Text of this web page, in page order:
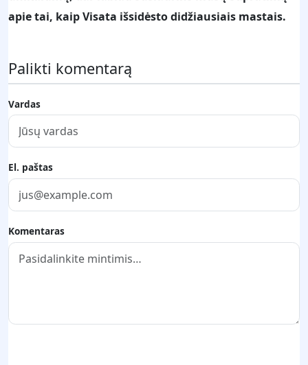
apie tai, kaip Visata išsidėsto didžiausiais mastais.
Palikti komentarą
Vardas
El. paštas
Komentaras